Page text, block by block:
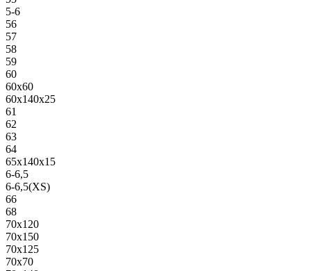
5-6
56
57
58
59
60
60х60
60х140х25
61
62
63
64
65х140х15
6-6,5
6-6,5(XS)
66
68
70х120
70х150
70х125
70х70